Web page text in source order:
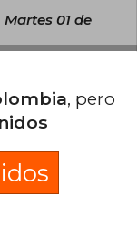
Martes 01 de
No es útil
poder
, pero